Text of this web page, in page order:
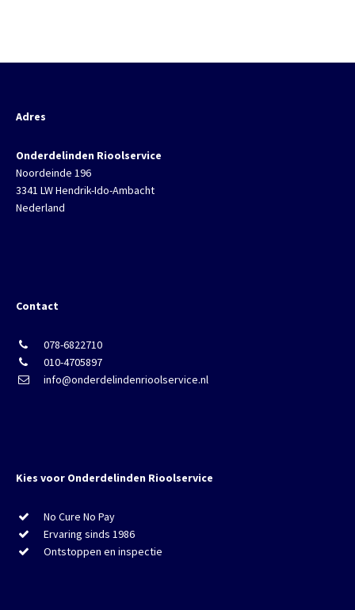
Adres
Onderdelinden Rioolservice
Noordeinde 196
3341 LW Hendrik-Ido-Ambacht
Nederland
Contact
078-6822710
010-4705897
info@onderdelindenrioolservice.nl
Kies voor Onderdelinden Rioolservice
No Cure No Pay
Ervaring sinds 1986
Ontstoppen en inspectie